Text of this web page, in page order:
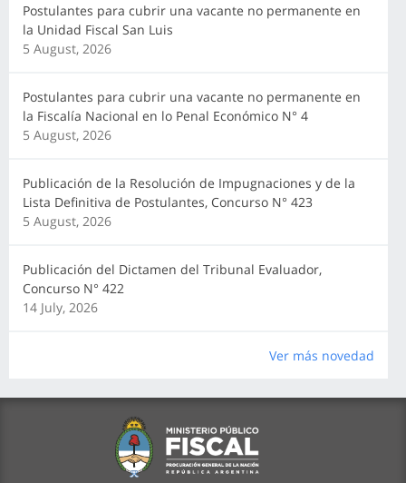
Postulantes para cubrir una vacante no permanente en
la Unidad Fiscal San Luis
5 August, 2026
Postulantes para cubrir una vacante no permanente en
la Fiscalía Nacional en lo Penal Económico N° 4
5 August, 2026
Publicación de la Resolución de Impugnaciones y de la
Lista Definitiva de Postulantes, Concurso N° 423
5 August, 2026
Publicación del Dictamen del Tribunal Evaluador,
Concurso N° 422
14 July, 2026
Ver más novedad